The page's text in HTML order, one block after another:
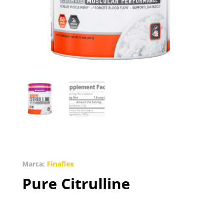
Marca: Finaflex
Pure Citrulline